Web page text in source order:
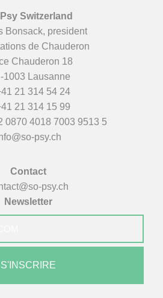
Switzerland
Bonsack, president
de Chauderon
Chauderon 18
1003 Lausanne
21 314 54 24
21 314 15 99
0870 4018 7003 9513 5
psy.ch
Contact
psy.ch
Newsletter
*